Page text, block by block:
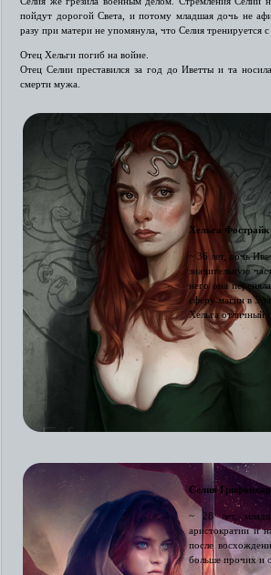
пойдут дорогой Света, и потому младшая дочь не
разу при матери не упомянула, что Селия тренируется
Отец Хельги погиб на войне.
Отец Селии преставился за год до Иветты и та
смерти мужа.
Хельга Фострайк
~ 36 лет, дочь
значительную
него она
сферу магии в
Хельга отличный
Селия
~ 28 лет,
аристократии и
после
больше прочих и